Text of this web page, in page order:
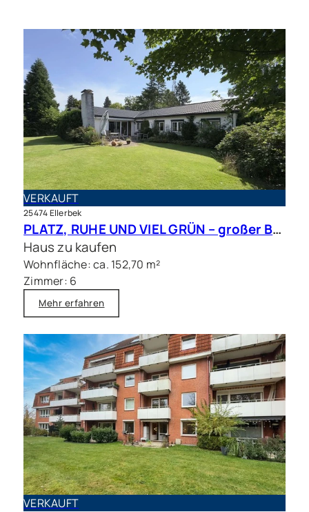
VERKAUFT
25474 Ellerbek
PLATZ, RUHE UND VIEL GRÜN – großer Bungalow mit Traumgrundstück in bester Lage
Haus zu kaufen
Wohnfläche: ca. 152,70 m²
Zimmer: 6
Mehr erfahren
VERKAUFT